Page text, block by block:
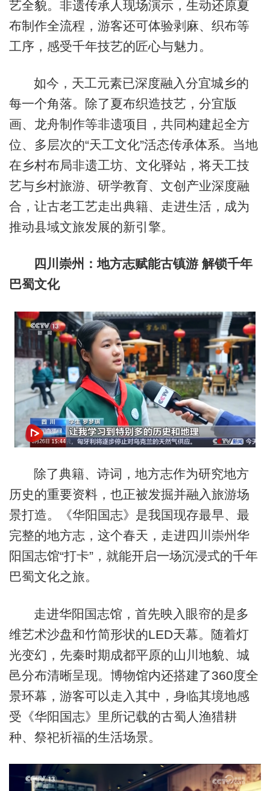
艺全貌。非遗传承人现场演示，生动还原夏
布制作全流程，游客还可体验剥麻、织布等
工序，感受千年技艺的匠心与魅力。
如今，天工元素已深度融入分宜城乡的
每一个角落。除了夏布织造技艺，分宜版
画、龙舟制作等非遗项目，共同构建起全方
位、多层次的“天工文化”活态传承体系。当地
在乡村布局非遗工坊、文化驿站，将天工技
艺与乡村旅游、研学教育、文创产业深度融
合，让古老工艺走出典籍、走进生活，成为
推动县域文旅发展的新引擎。
四川崇州：地方志赋能古镇游 解锁千年
巴蜀文化
除了典籍、诗词，地方志作为研究地方
历史的重要资料，也正被发掘并融入旅游场
景打造。《华阳国志》是我国现存最早、最
完整的地方志，这个春天，走进四川崇州华
阳国志馆“打卡”，就能开启一场沉浸式的千年
巴蜀文化之旅。
走进华阳国志馆，首先映入眼帘的是多
维艺术沙盘和竹简形状的LED天幕。随着灯
光变幻，先秦时期成都平原的山川地貌、城
邑分布清晰呈现。博物馆内还搭建了360度全
景环幕，游客可以走入其中，身临其境地感
受《华阳国志》里所记载的古蜀人渔猎耕
种、祭祀祈福的生活场景。